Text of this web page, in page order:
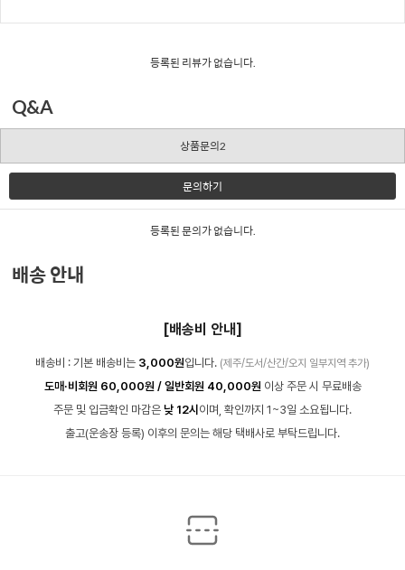
등록된 리뷰가 없습니다.
Q&A
상품문의2
문의하기
등록된 문의가 없습니다.
배송 안내
[배송비 안내]
배송비 : 기본 배송비는 3,000원입니다. (제주/도서/산간/오지 일부지역 추가)
도매·비회원 60,000원 / 일반회원 40,000원 이상 주문 시 무료배송
주문 및 입금확인 마감은 낮 12시 이며, 확인까지 1~3일 소요됩니다.
출고(운송장 등록) 이후의 문의는 해당 택배사로 부탁드립니다.